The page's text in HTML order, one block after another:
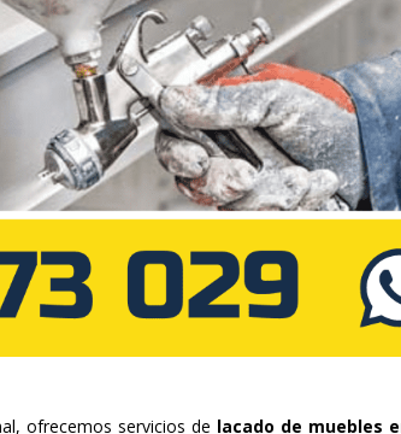
ofrecemos servicios de lacado de muebles